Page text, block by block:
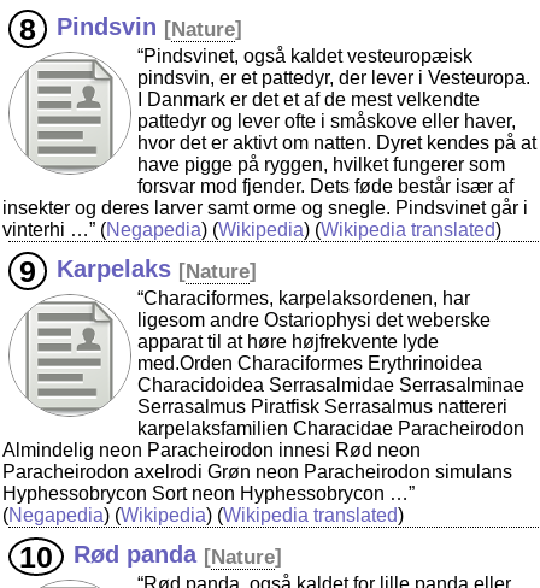
Pindsvin [Nature]
“Pindsvinet, også kaldet vesteuropæisk
pindsvin, er et pattedyr, der lever i Vesteuropa.
I Danmark er det et af de mest velkendte
pattedyr og lever ofte i småskove eller haver,
hvor det er aktivt om natten. Dyret kendes på at
have pigge på ryggen, hvilket fungerer som
forsvar mod fjender. Dets føde består især af
insekter og deres larver samt orme og snegle. Pindsvinet går i
vinterhi …” (Negapedia) (Wikipedia) (Wikipedia translated)
Karpelaks [Nature]
“Characiformes, karpelaksordenen, har
ligesom andre Ostariophysi det weberske
apparat til at høre højfrekvente lyde
med.Orden Characiformes Erythrinoidea
Characidoidea Serrasalmidae Serrasalminae
Serrasalmus Piratfisk Serrasalmus nattereri
karpelaksfamilien Characidae Paracheirodon
Almindelig neon Paracheirodon innesi Rød neon
Paracheirodon axelrodi Grøn neon Paracheirodon simulans
Hyphessobrycon Sort neon Hyphessobrycon …”
(Negapedia) (Wikipedia) (Wikipedia translated)
Rød panda [Nature]